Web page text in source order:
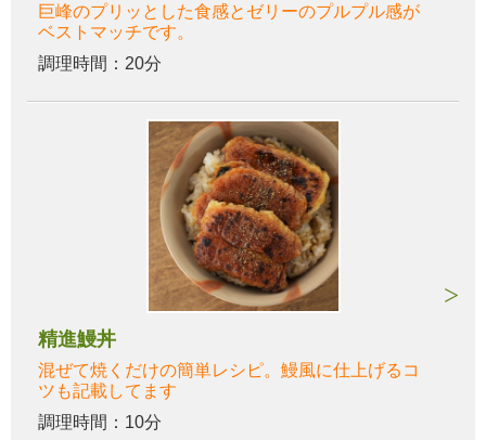
巨峰のプリッとした食感とゼリーのプルプル感が
ベストマッチです。
調理時間：20分
精進鰻丼
混ぜて焼くだけの簡単レシピ。鰻風に仕上げるコ
ツも記載してます
調理時間：10分